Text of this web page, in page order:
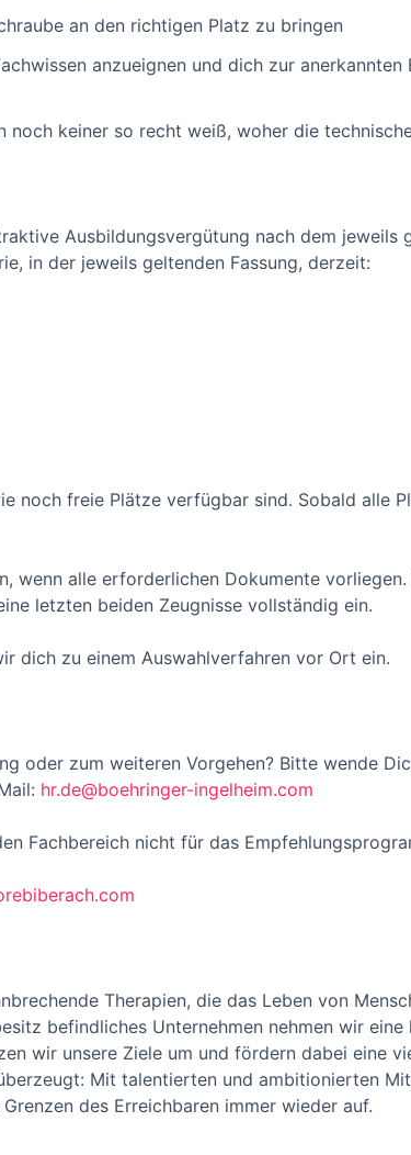
an den richtigen Platz zu bringen
anzueignen und dich zur
noch keiner so recht weiß, woher die
Ausbildungsvergütung nach dem jeweils
in der jeweils geltenden Fassung, derzeit:
noch freie Plätze verfügbar sind. Sobald alle
wenn alle erforderlichen Dokumente
letzten beiden Zeugnisse vollständig ein.
dich zu einem Auswahlverfahren vor Ort ein.
oder zum weiteren Vorgehen? Bitte wende
hr.de@boehringer-ingelheim.com
Fachbereich nicht für das
Therapien, die das Leben von
befindliches Unternehmen nehmen wir
wir unsere Ziele um und fördern dabei eine
Mit talentierten und ambitionierten
des Erreichbaren immer wieder auf.